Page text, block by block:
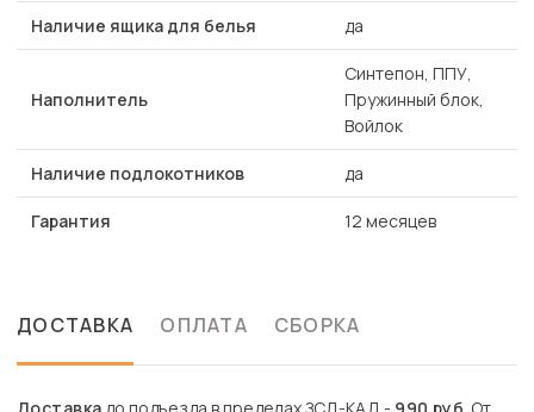
Наличие ящика для белья да
Наполнитель
Синтепон, ППУ,
Пружинный блок,
Войлок
Наличие подлокотников да
Гарантия 12 месяцев
ДОСТАВКА ОПЛАТА СБОРКА